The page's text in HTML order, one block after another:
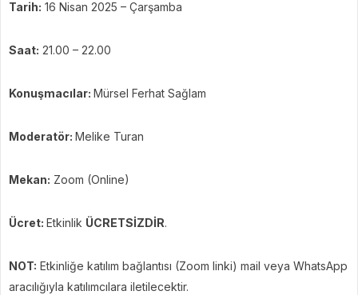
Tarih: 16 Nisan 2025 – Çarşamba
Saat: 21.00 – 22.00
Konuşmacılar: Mürsel Ferhat Sağlam
Moderatör: Melike Turan
Mekan: Zoom (Online)
Ücret: Etkinlik ÜCRETSİZDİR.
NOT: Etkinliğe katılım bağlantısı (Zoom linki) mail veya WhatsApp
aracılığıyla katılımcılara iletilecektir.